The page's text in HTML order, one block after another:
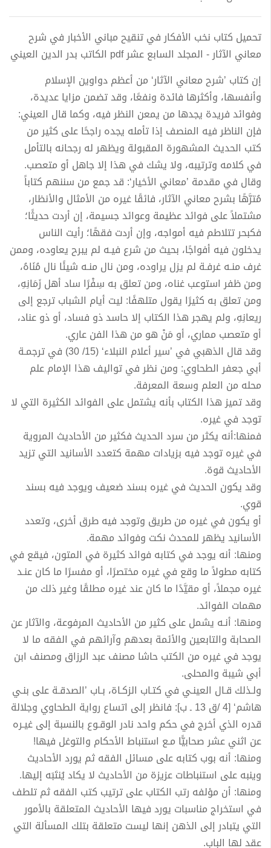
تحميل كتاب نخب الأفكار في تنقيح مباني الأخبار في شرح
معاني الآثار - المجلد السابع عشر pdf الكاتب بدر الدين العيني
إن كتاب ’شرح معاني الآثار‘ من أعظم دواوين الإسلام
وأنفسها، وأكثرها فائدة ونفعًا، وقد تضمن مزايا عديدة،
وفوائد فريدة يجدها من يمعن النظر فيه، وكما قال العيني:
فإن الناظر فيه المنصف إذا تأمله يجده راجحًا على كثير من
كتب الحديث المشهورة المقبولة ويظهر له رجحانه بالتأمل
في كلامه وترتيبه، ولا يشك في هذا إلا جاهل أو متعصب.
وقال في مقدمة ’معاني الأخيار‘: قد جمع من سننهم كتاباً
مُترَّهًا بشرح معاني الآثار، فائقًا غيره من الأمثال والأنظار،
مشتملاً على فوائد عظيمة وعوائد جسيمة، إن أردت حديثًا؛
فكبحر تتلاطم فيه أمواجه، وإن أردت فقهًا؛ رأيت الناس
يدخلون فيه أفواجًا، بحيث من شرع فيـه لم يبرح يعاوده، وممن
غرف منـه غرفـة لم يزل يراوده، ومن نال منـه شيئًا نال مُنَاهُ،
ومن ظفر استوعب غناه، ومن تعلق به سِفْرًا ساد أهل زَمَانِهِ،
ومن تعلق به كثيرًا يقول متلهفًا: ليت أيام الشباب ترجع إلى
ريعانِهِ، ولم يهجر هذا الكتاب إلا حاسد ذو فساد، أو ذو عناد،
أو متعصب مماري، أو مَنْ هو من هذا الفن عاري.
وقد قال الذهبي في ’سير أعلام النبلاء‘ (15/ 30) في ترجمـة
أبي جعفر الطحاوي: ومن نظر في تواليف هذا الإمام علم
محله من العلم وسعة المعرفة.
وقد تميز هذا الكتاب بأنه يشتمل على الفوائد الكثيرة التي لا
توجد في غيره.
فمنها:أنه يكثر من سرد الحديث فكثير من الأحاديث المروية
في غيره توجد فيه بزيادات مهمة كتعدد الأسانيد التي تزيد
الأحاديث قوة.
وقد يكون الحديث في غيره بسند ضعيف ويوجد فيه بسند
قوي.
أو يكون في غيره من طريق وتوجد فيه طرق أخرى، وتعدد
الأسانيد يظهر للمحدث نكت وفوائد مهمة.
ومنها: أنه يوجد في كتابه فوائد كثيرة في المتون، فيقع في
كتابه مطولاً ما وقع في غيره مختصرًا، أو مفسرًا ما كان عنـد
غيره مجملاً، أو مقيَّدًا ما كان عند غيره مطلقًا وغير ذلك من
مهمات الفوائد.
ومنها: أنـه يشمل على كثير من الأحاديث المرفوعة، والآثار عن
الصحابة والتابعين والأئمة بعدهم وآرائهم في الفقه ما لا
يوجد في غيره من الكتب حاشا مصنف عبد الرزاق ومصنف ابن
أبي شيبة والمحلى.
ولـذلك قـال العينـي في كتـاب الزكـاة، بـاب ’الصدقـة على بنـي
هاشم‘ [4 /ق 13 ـ ب]: فانظر إلى اتساع رواية الطحاوي وجلالة
قدره الذي أخرج في حكم واحد نادر الوقـوع بالنسبة إلى غيـره
عن اثني عشر صحابيًّا مـع استنباط الأحكام والتوغل فيها!
ومنها: أنه بوب كتابه على مسائل الفقه ثم يورد الأحاديث
وينبه على استنباطات عزيزة من الأحاديث لا يكاد يُنتَبَه إليها.
ومنها: أن مؤلفه رتب الكتاب على ترتيب كتب الفقه ثم تلطف
في استخراج مناسبات يورد فيها الأحاديث المتعلقة بالأمور
التي يتبادر إلى الذهن إنها ليست متعلقة بتلك المسألة التي
عقد لها الباب.